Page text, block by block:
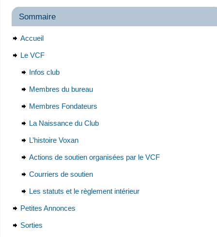
Sommaire
Accueil
Le VCF
Infos club
Membres du bureau
Membres Fondateurs
La Naissance du Club
L’histoire Voxan
Actions de soutien organisées par le VCF
Courriers de soutien
Les statuts et le règlement intérieur
Petites Annonces
Sorties